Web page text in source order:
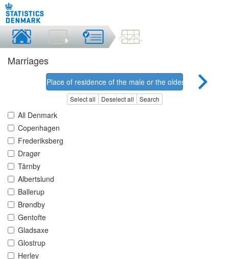
Marriages
Place of residence of the male or the oldest person
Select all Deselect all Search
All Denmark
Copenhagen
Frederiksberg
Dragør
Tårnby
Albertslund
Ballerup
Brøndby
Gentofte
Gladsaxe
Glostrup
Herlev